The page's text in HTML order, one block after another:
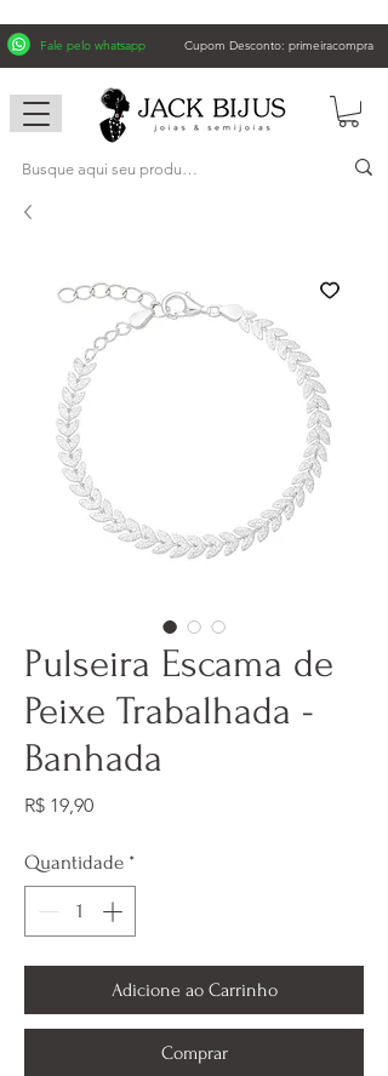
Fale pelo whatsapp Cupom Desconto: primeiracompra
Pulseira Escama de
Peixe Trabalhada -
Banhada
R$ 19,90Preço
Quantidade *
Adicione ao Carrinho
Comprar